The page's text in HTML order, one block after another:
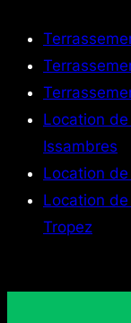
Location
Issambres
Location
Location
Tropez